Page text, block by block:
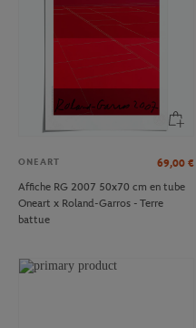
ONEART 69,00 €
Affiche RG 2007 50x70 cm en tube
Oneart x Roland-Garros - Terre
battue